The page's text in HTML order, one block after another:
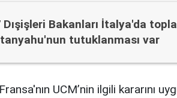
Dışişleri Bakanları İtalya'da
tutuklanması var
UCM’nin ilgili kararını